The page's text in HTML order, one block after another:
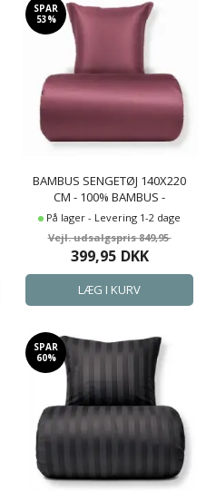
SPAR
53%
BAMBUS SENGETØJ 140X220
CM - 100% BAMBUS -
BORDEAUX SATINVÆVET
På lager - Levering 1-2 dage
849,95
399,95 DKK
SPAR
60%